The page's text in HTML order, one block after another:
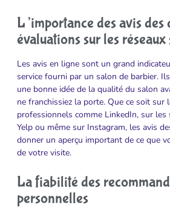
L’importance des avis des
évaluations sur les
Les avis en ligne sont un grand
service fourni par un salon de barbier.
une bonne idée de la qualité du salon
ne franchissiez la porte. Que ce soit sur
professionnels comme LinkedIn, sur les
Yelp ou même sur Instagram, les avis
donner un aperçu important de ce que
de votre visite.
La fiabilité des
personnelles